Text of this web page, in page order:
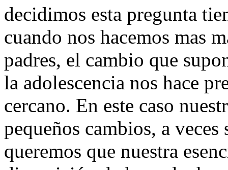
decidimos esta pregunta
cuando nos hacemos mas
padres, el cambio que
la adolescencia nos hace
cercano. En este caso
pequeños cambios, a
queremos que nuestra